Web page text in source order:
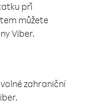
při
můžete
Viber.
zahraniční